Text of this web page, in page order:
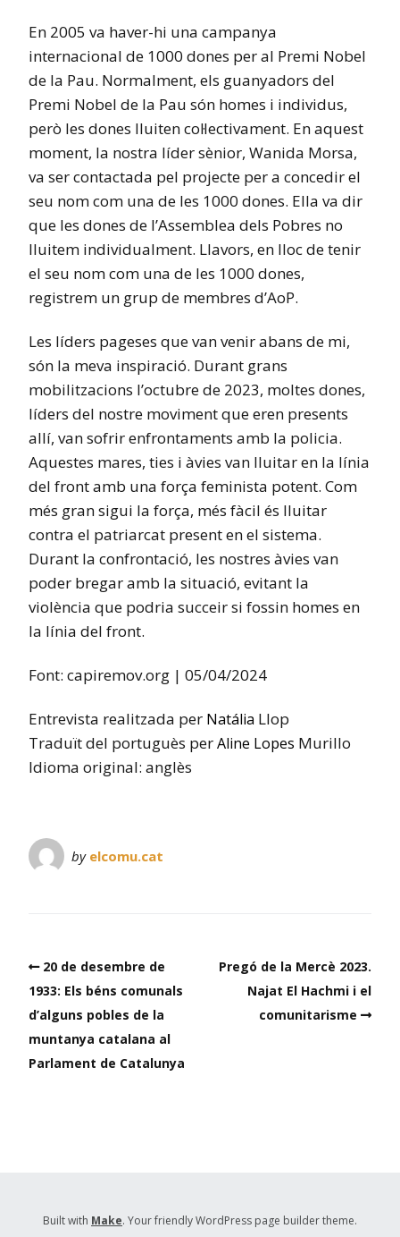
En 2005 va haver-hi una campanya
internacional de 1000 dones per al Premi Nobel
de la Pau. Normalment, els guanyadors del
Premi Nobel de la Pau són homes i individus,
però les dones lluiten col·lectivament. En aquest
moment, la nostra líder sènior, Wanida Morsa,
va ser contactada pel projecte per a concedir el
seu nom com una de les 1000 dones. Ella va dir
que les dones de l’Assemblea dels Pobres no
lluitem individualment. Llavors, en lloc de tenir
el seu nom com una de les 1000 dones,
registrem un grup de membres d’AoP.
Les líders pageses que van venir abans de mi,
són la meva inspiració. Durant grans
mobilitzacions l’octubre de 2023, moltes dones,
líders del nostre moviment que eren presents
allí, van sofrir enfrontaments amb la policia.
Aquestes mares, ties i àvies van lluitar en la línia
del front amb una força feminista potent. Com
més gran sigui la força, més fàcil és lluitar
contra el patriarcat present en el sistema.
Durant la confrontació, les nostres àvies van
poder bregar amb la situació, evitant la
violència que podria succeir si fossin homes en
la línia del front.
Font: capiremov.org | 05/04/2024
Entrevista realitzada per Natália Llop
Traduït del portuguès perAline Lopes Murillo
Idioma original: anglès
by elcomu.cat
20 de desembre de
1933: Els béns comunals
d’alguns pobles de la
muntanya catalana al
Parlament de Catalunya
Pregó de la Mercè 2023.
Najat El Hachmi i el
comunitarisme
Built with Make. Your friendly WordPress page builder theme.